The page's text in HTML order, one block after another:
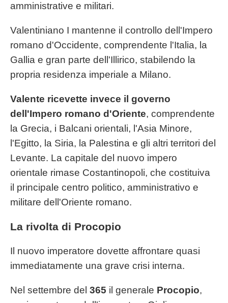
amministrative e militari.
Valentiniano I mantenne il controllo dell'Impero
romano d'Occidente, comprendente l'Italia, la
Gallia e gran parte dell'Illirico, stabilendo la
propria residenza imperiale a Milano.
Valente ricevette invece il governo
dell'Impero romano d'Oriente, comprendente
la Grecia, i Balcani orientali, l'Asia Minore,
l'Egitto, la Siria, la Palestina e gli altri territori del
Levante. La capitale del nuovo impero
orientale rimase Costantinopoli, che costituiva
il principale centro politico, amministrativo e
militare dell'Oriente romano.
La rivolta di Procopio
Il nuovo imperatore dovette affrontare quasi
immediatamente una grave crisi interna.
Nel settembre del 365 il generale Procopio,